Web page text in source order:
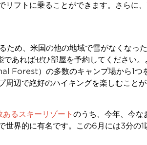
フトに乗ることができます。さらに、
め、米国の他の地域で雪がなくなっ
あればぜひ部屋を予約してください
）の多数のキャンプ場から1つ
辺で絶好のハイキングを楽しむことが
るスキーリゾート のうち、今年、今な
界的に有名です。この6月には3分の1